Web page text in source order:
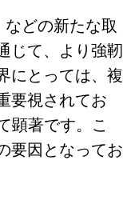
どの新たな取
じて、より強靭
にとっては、複
要視されてお
顕著です。こ
要因となってお